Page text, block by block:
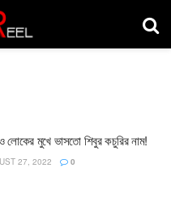
লোকের মুখে ভাসতো শিবুর কচুরির নাম!
27, 2022 0